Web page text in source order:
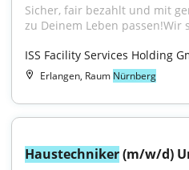
Sicher, fair bezahlt und mit
zu Deinem Leben passen!Wir
ISS Facility Services Holding
Erlangen, Raum Nürnberg
Haustechniker (m/w/d)